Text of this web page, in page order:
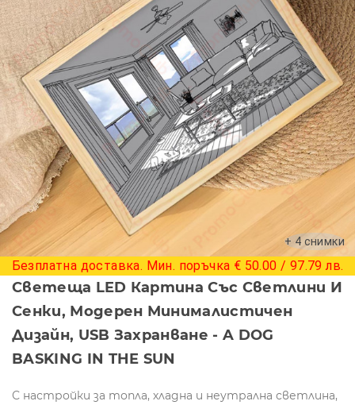
+ 4 снимки
Безплатна доставка. Мин. поръчка € 50.00 / 97.79 лв.
Светеща LED Картина Със Светлини И
Сенки, Модерен Минималистичен
Дизайн, USB Захранване - A DOG
BASKING IN THE SUN
С настройки за топла, хладна и неутрална светлина,